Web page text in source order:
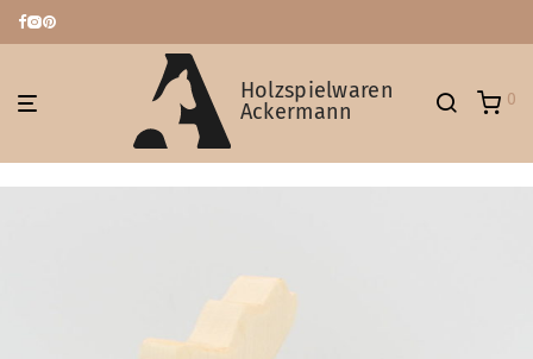
Holzspielwaren
Ackermann
0